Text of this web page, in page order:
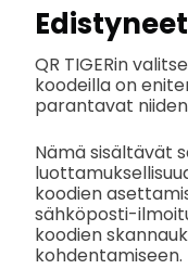
QR TIGERin
koodeilla on
parantavat
Nämä sisältävät
koodien
sähköposti-
koodien
kohdentamiseen.